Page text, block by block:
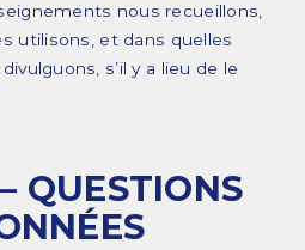
nous recueillons,
utilisons, et dans quelles
s’il y a lieu de le
QUESTIONS